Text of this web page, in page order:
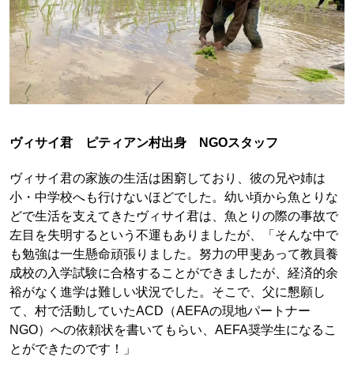
ヴィサイ君 ピティアン村出身 NGOスタッフ
ヴィサイ君の家族の生活は困窮しており、彼の兄や姉は
小・中学校へも行けないほどでした。幼い頃から魚とりな
どで生活を支えてきたヴィサイ君は、魚とりの際の事故で
左目を失明するという不運もありましたが、「そんな中で
も勉強は一生懸命頑張りました。努力の甲斐あって教員養
成校の入学試験に合格することができましたが、経済的余
裕がなく進学は難しい状況でした。そこで、父に懇願し
て、村で活動していたACD（AEFAの現地パートナー
NGO）への依頼状を書いてもらい、AEFA奨学生になるこ
とができたのです！」